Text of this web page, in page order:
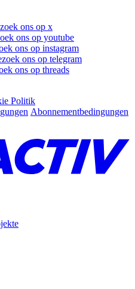
ons op x
ons op youtube
ons op instagram
ons op telegram
ons op threads
Politik
Abonnementbedingungen